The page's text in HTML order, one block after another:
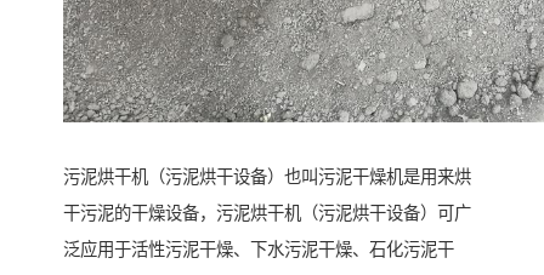
污泥烘干机（污泥烘干设备）也叫污泥干燥机是用来烘
干污泥的干燥设备，污泥烘干机（污泥烘干设备）可广
泛应用于活性污泥干燥、下水污泥干燥、石化污泥干